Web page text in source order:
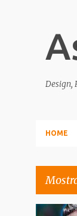
Design,
HOME